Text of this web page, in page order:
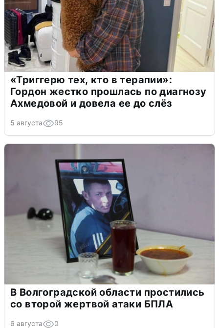
«Триггерю тех, кто в терапии»:
Гордон жестко прошлась по диагнозу
Ахмедовой и довела ее до слёз
5 августа 95
В Волгоградской области простились
со второй жертвой атаки БПЛА
6 августа 0